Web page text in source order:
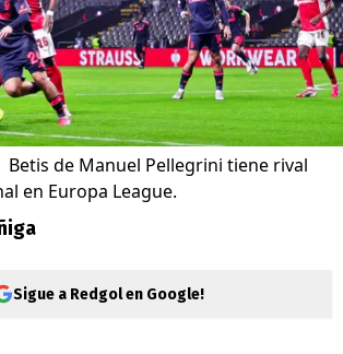
Betis de Manuel Pellegrini tiene rival
en Europa League.
Sigue a Redgol en Google!